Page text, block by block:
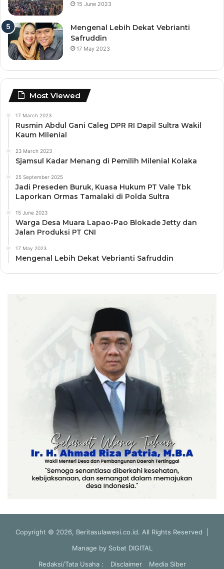
15 June 2023
Mengenal Lebih Dekat Vebrianti
Safruddin
17 May 2023
Most Viewed
17 March 2023
Rusmin Abdul Gani Caleg DPR RI Dapil Sultra Wakil
Kaum Milenial
23 March 2023
Sjamsul Kadar Menang di Pemilih Milenial Kolaka
25 September 2025
Jadi Preseden Buruk, Kuasa Hukum PT Vale Tbk
Laporkan Ormas Tamalaki di Polda Sultra
15 June 2023
Warga Desa Muara Lapao-Pao Blokade Jetty dan
Jalan Produksi PT CNI
17 May 2023
Mengenal Lebih Dekat Vebrianti Safruddin
Copyright © 2026, Beritasulawesi.co.id. All Rights Reserved |
Manage by Sobat DIGITAL
Redaksi/Tata Usaha :
Disclaimer Media Siber